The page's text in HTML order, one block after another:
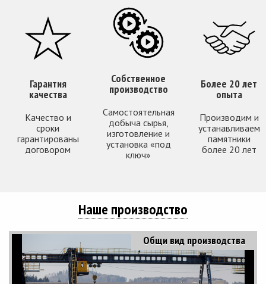
Гарантия
качества
Качество и
сроки
гарантированы
договором
Собственное
производство
Самостоятельная
добыча сырья,
изготовление и
установка «под
ключ»
Более 20 лет
опыта
Производим и
устанавливаем
памятники
более 20 лет
Наше производство
Общи вид производства